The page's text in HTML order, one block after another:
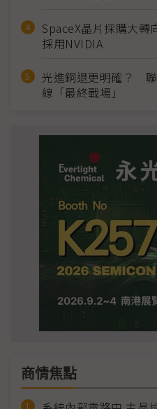
SpaceX晶片採購大
採用NVIDIA
光進銅退更明確？
線「最終戰場」
商情焦點